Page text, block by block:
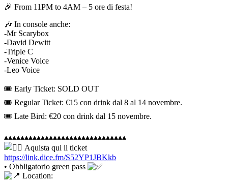
🎉 From 11PM to 4AM – 5 ore di festa!
🎶 In console anche:
-Mr Scarybox
-David Dewitt
-Triple C
-Venice Voice
-Leo Voice
🎟 Early Ticket: SOLD OUT
🎟 Regular Ticket: €15 con drink dal 8 al 14 novembre.
🎟 Late Bird: €20 con drink dal 15 novembre.
▴▴▴▴▴▴▴▴▴▴▴▴▴▴▴▴▴▴▴▴▴▴▴▴▴▴▴▴▴▴
Aquista qui il ticket
https://link.dice.fm/S52YP1JBKkb
• Obbligatorio green pass
Location: